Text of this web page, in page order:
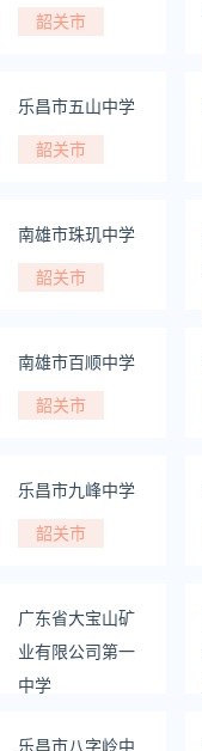
韶关市
乐昌市五山中学
韶关市
南雄市珠玑中学
韶关市
南雄市百顺中学
韶关市
乐昌市九峰中学
韶关市
广东省大宝山矿
业有限公司第一
中学
乐昌市八字岭中